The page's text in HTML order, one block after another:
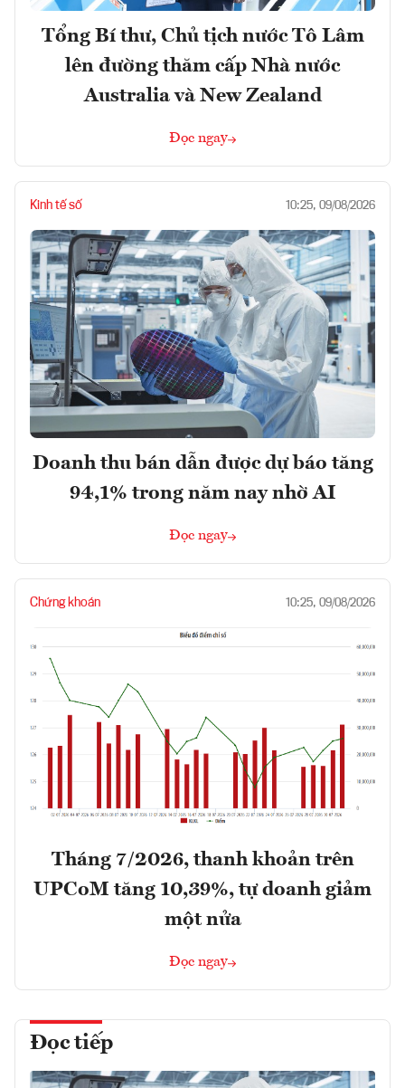
Tổng Bí thư, Chủ tịch nước Tô Lâm
lên đường thăm cấp Nhà nước
Australia và New Zealand
Đọc ngay
Kinh tế số 10:25, 09/08/2026
Doanh thu bán dẫn được dự báo tăng
94,1% trong năm nay nhờ AI
Đọc ngay
Chứng khoán 10:25, 09/08/2026
Tháng 7/2026, thanh khoản trên
UPCoM tăng 10,39%, tự doanh giảm
một nửa
Đọc ngay
Đọc tiếp